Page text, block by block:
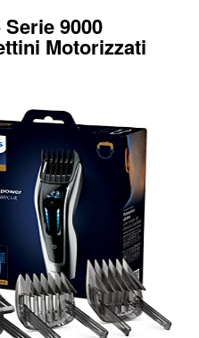
9000
Motorizzati